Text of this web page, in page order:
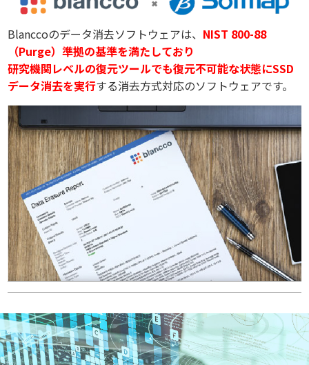
Blanccoのデータ消去ソフトウェアは、 NIST 800-88
（Purge）準拠の基準を満たしており
研究機関レベルの復元ツールでも復元不可能な状態にSSD
データ消去を実行する消去方式対応のソフトウェアです。